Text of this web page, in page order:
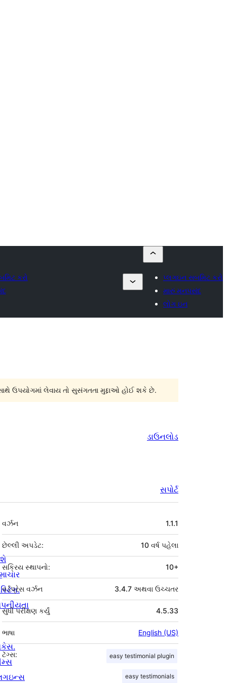
કરો
પ્લગઇન સબમિટ કરો
મારું મનપસંદ
લોગ ઇન
ઉપયોગમાં લેવાય તો સુસંગતતા મુદ્દાઓ હોઈ શકે છે.
ડાઉનલોડ
સપોર્ટ
મેટા
વર્ઝન 1.1.1
છેલ્લી અપડેટ: 10 વર્ષપહેલા
સક્રિય સ્થાપનો: 10+
વર્ડપ્રેસ વર્ઝન 3.4.7 અથવા ઉચ્ચતર
4.5.33
સુધી પરીક્ષણ કર્યું
ભાષા English (US)
ટૅગ્સ: easy testimonial plugin
easy testimonials